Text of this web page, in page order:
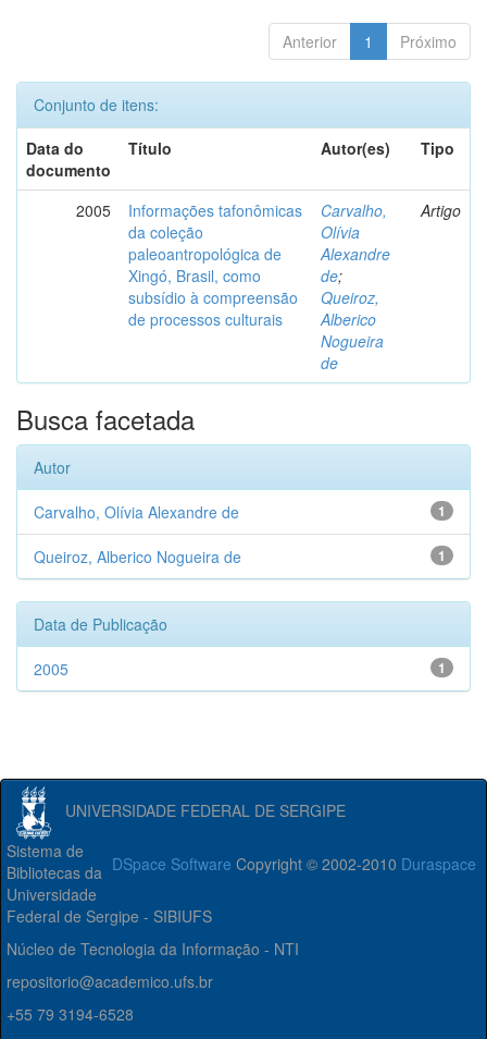
Anterior 1 Próximo
Conjunto de itens:
Data do
documento
Título Autor(es) Tipo
2005
Informações tafonômicas
da coleção
paleoantropológica de
Xingó, Brasil, como
subsídio à compreensão
de processos culturais
Carvalho,
Olívia
Alexandre
de;
Queiroz,
Alberico
Nogueira
de
Artigo
Busca facetada
Autor
1
Carvalho, Olívia Alexandre de
1
Queiroz, Alberico Nogueira de
Data de Publicação
1
2005
UNIVERSIDADE FEDERAL DE SERGIPE
DSpace Software Copyright © 2002-2010 Duraspace
Sistema de
Bibliotecas da
Universidade
Federal de Sergipe - SIBIUFS
Núcleo de Tecnologia da Informação - NTI
repositorio@academico.ufs.br
+55 79 3194-6528